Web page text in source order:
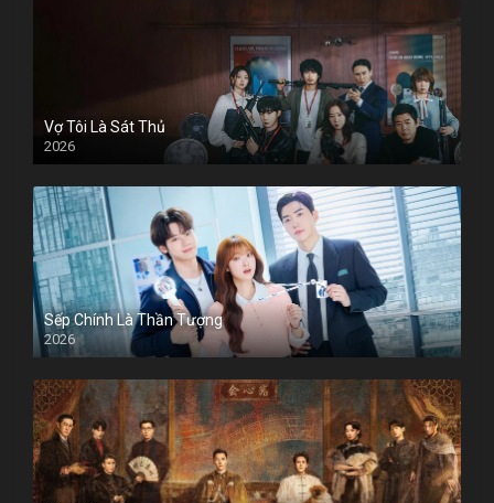
Vợ Tôi Là Sát Thủ
2026
Sếp Chính Là Thần Tượng
2026